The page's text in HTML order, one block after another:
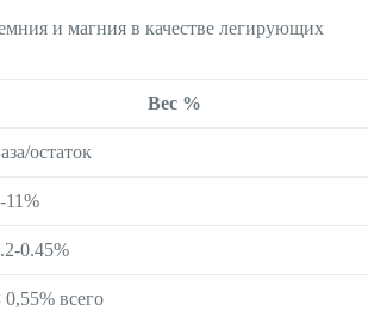
и магния в качестве легирующих
Вес %
остаток
11%
0.45%
0,55% всего